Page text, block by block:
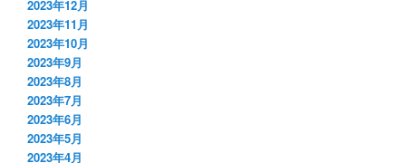
2023年12月
2023年11月
2023年10月
2023年9月
2023年8月
2023年7月
2023年6月
2023年5月
2023年4月